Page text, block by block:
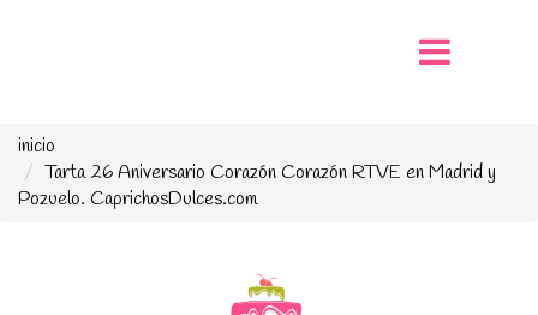
inicio
Tarta 26 Aniversario Corazón Corazón RTVE en Madrid y
Pozuelo. CaprichosDulces.com